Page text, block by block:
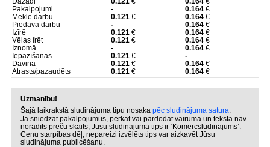
Pakalpojumi
- 0.164€
Meklē darbu
0.121€ 0.164€
Piedāvā darbu
- 0.164€
Izīrē
0.121€ 0.164€
Vēlas īrēt
0.121€ 0.164€
Iznomā
- 0.164€
Iepazīšanās
0.121€
-
Dāvina
0.121€ 0.164€
Atrasts/pazaudēts
0.121€ 0.164€
Uzmanību!
Šajā laikrakstā sludinājuma tipu nosaka pēc sludinājuma satura.
Ja sniedzat pakalpojumus, pērkat vai pārdodat vairumā un tekstā nav
norādīts preču skaits, Jūsu sludinājuma tips ir ‘Komercsludinājums’.
Cenu starpības dēļ, nepareizi izvēlēts tips var aizkavēt Jūsu
sludinājuma publicēšanu.